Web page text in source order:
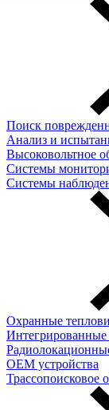
Поиск
Анализ и
Высоковольтное
Системы
Системы
Охранные
OEM устройства
Трассопоисковое